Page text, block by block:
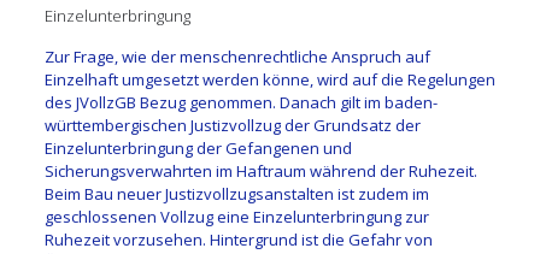
Einzelunterbringung
Zur Frage, wie der menschenrechtliche Anspruch auf
Einzelhaft umgesetzt werden könne, wird auf die Regelungen
des JVollzGB Bezug genommen. Danach gilt im baden-
württembergischen Justizvollzug der Grundsatz der
Einzelunterbringung der Gefangenen und
Sicherungsverwahrten im Haftraum während der Ruhezeit.
Beim Bau neuer Justizvollzugsanstalten ist zudem im
geschlossenen Vollzug eine Einzelunterbringung zur
Ruhezeit vorzusehen. Hintergrund ist die Gefahr von